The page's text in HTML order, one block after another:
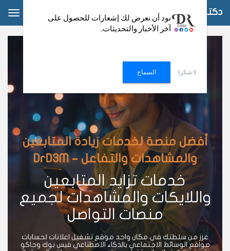
دكتور دعم
أفضل منصة لخدمات زيادة المتابعين
والمشاهدات والتفاعل – DrD3M
خدمات تزايد المتابعين
واللايكات والمشاهدات لجميع
منصات التواصل
عزز من سلطتك في مكان واحد موقع تشغيل اعلانات لحسابات
مواقع الوسائط الاجتماعي بالذكاء الاصطناعي فيس بوك وجاكو
نود أن نعرض لك إشعارات للحصول على
آخر الأخبار والتحديثات.
لا شكرا السماح